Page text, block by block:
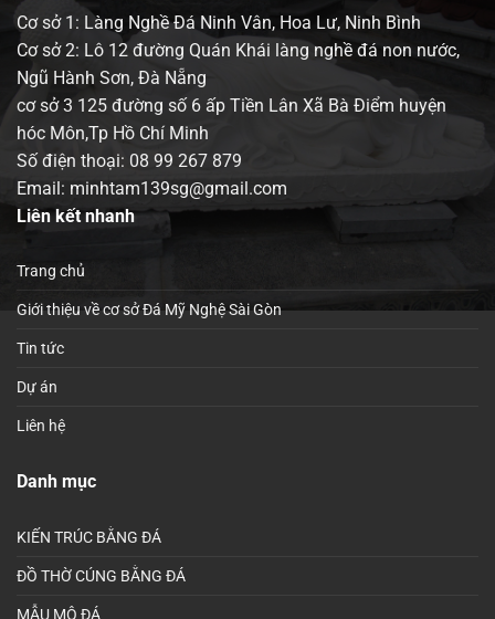
Cơ sở 1: Làng Nghề Đá Ninh Vân, Hoa Lư, Ninh Bình
Cơ sở 2: Lô 12 đường Quán Khái làng nghề đá non nước,
Ngũ Hành Sơn, Đà Nẵng
cơ sở 3 125 đường số 6 ấp Tiền Lân Xã Bà Điểm huyện
hóc Môn,Tp Hồ Chí Minh
Số điện thoại: 08 99 267 879
Email: minhtam139sg@gmail.com
Liên kết nhanh
Trang chủ
Giới thiệu về cơ sở Đá Mỹ Nghệ Sài Gòn
Tin tức
Dự án
Liên hệ
Danh mục
KIẾN TRÚC BẰNG ĐÁ
ĐỒ THỜ CÚNG BẰNG ĐÁ
MẪU MỘ ĐÁ